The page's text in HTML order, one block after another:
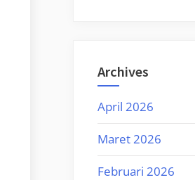
Archives
April 2026
Maret 2026
Februari 2026